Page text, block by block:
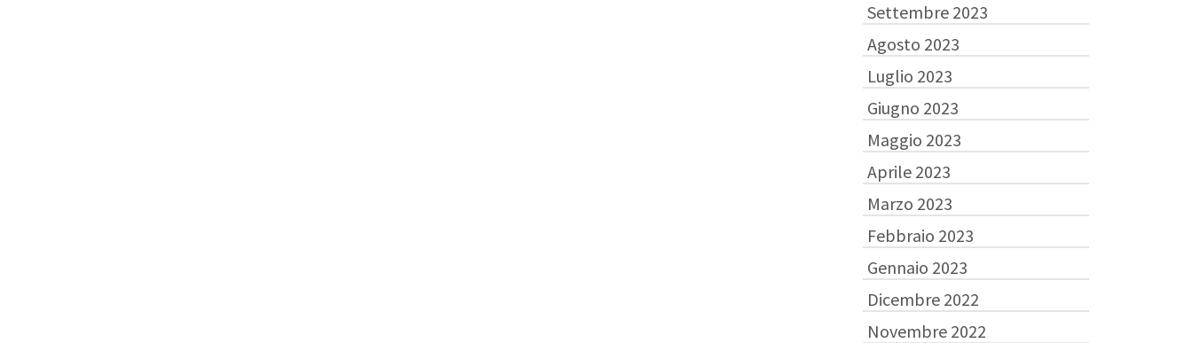
Settembre 2023
Agosto 2023
Luglio 2023
Giugno 2023
Maggio 2023
Aprile 2023
Marzo 2023
Febbraio 2023
Gennaio 2023
Dicembre 2022
Novembre 2022